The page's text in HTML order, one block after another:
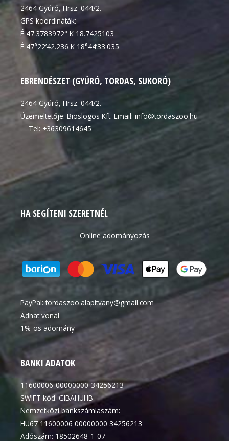
2464 Gyúró, Hrsz. 044/2.
GPS koordináták:
É 47.3783972° K 18.7425103
É 47°22’42.236 K 18°44’33.035
EBRENDÉSZET (GYÚRÓ, TORDAS, SUKORÓ)
2464 Gyúró, Hrsz. 044/2.
Üzemeltetője: Bioslogos Kft. Email: info@tordaszoo.hu
Tel: +36309614645
HA SEGÍTENI SZERETNÉL
Online adományozás
PayPal:tordaszoo.alapitvany@gmail.com
Adhat vonal
1%-os adomány
BANKI ADATOK
11600006-00000000-34256213
SWIFT kód: GIBAHUHB
Nemzetközi bankszámlaszám:
HU67 11600006 00000000 34256213
Adószám: 18502648-1-07